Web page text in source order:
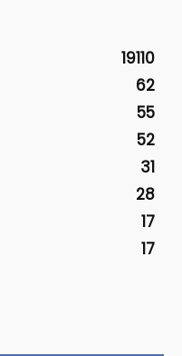
19110
62
55
52
31
28
17
17